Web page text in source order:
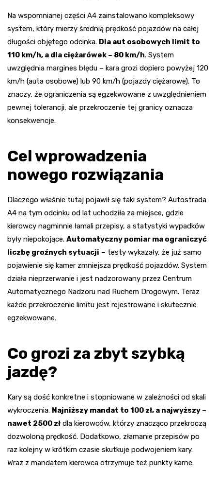
Na wspomnianej części A4 zainstalowano kompleksowy
system, który mierzy średnią prędkość pojazdów na całej
długości objętego odcinka. Dla aut osobowych limit to
110 km/h, a dla ciężarówek – 80 km/h. System
uwzględnia margines błędu – kara grozi dopiero powyżej 120
km/h (auta osobowe) lub 90 km/h (pojazdy ciężarowe). To
znaczy, że ograniczenia są egzekwowane z uwzględnieniem
pewnej tolerancji, ale przekroczenie tej granicy oznacza
konsekwencje.
Cel wprowadzenia
nowego rozwiązania
Dlaczego właśnie tutaj pojawił się taki system? Autostrada
A4 na tym odcinku od lat uchodziła za miejsce, gdzie
kierowcy nagminnie łamali przepisy, a statystyki wypadków
były niepokojące. Automatyczny pomiar ma ograniczyć
liczbę groźnych sytuacji – testy wykazały, że już samo
pojawienie się kamer zmniejsza prędkość pojazdów. System
działa nieprzerwanie i jest nadzorowany przez Centrum
Automatycznego Nadzoru nad Ruchem Drogowym. Teraz
każde przekroczenie limitu jest rejestrowane i skutecznie
egzekwowane.
Co grozi za zbyt szybką
jazdę?
Kary są dość konkretne i stopniowane w zależności od skali
wykroczenia. Najniższy mandat to 100 zł, a najwyższy –
nawet 2500 zł dla kierowców, którzy znacząco przekroczą
dozwoloną prędkość. Dodatkowo, złamanie przepisów po
raz kolejny w krótkim czasie skutkuje podwojeniem kary.
Wraz z mandatem kierowca otrzymuje też punkty karne.